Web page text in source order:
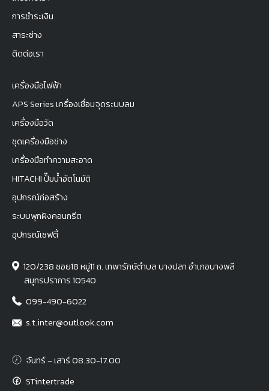
การชำระเงิน
สาระช่าง
ติดต่อเรา
เครื่องมือไฟฟ้า
APS Series เครื่องเชื่อมจุดระบบลม
เครื่องมือวัด
ชุดเครื่องมือช่าง
เครื่องมือทำความสะอาด
HITACHI ปั๊มน้ำอัตโนมัติ
อุปกรณ์ก่อสร้าง
ระบบพุกฝังคอนกรีต
อุปกรณ์เซฟตี้
120/238 ซอย18 หมู่11 ถ. เทพารักษ์ตำบล บางปลา อำเภอบางพลี
สมุทรปราการ 10540
099-490-6022
s.t.inter@outlook.com
จันทร์ – เสาร์ 08.30-17.00
STintertrade